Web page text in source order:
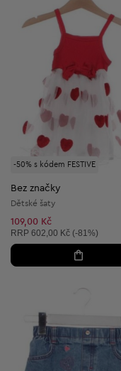
-50% s kódem FESTIVE
Bez značky
Dětské šaty
109,00 Kč
Doporučená cena:
RRP 602,00 Kč (-81%)